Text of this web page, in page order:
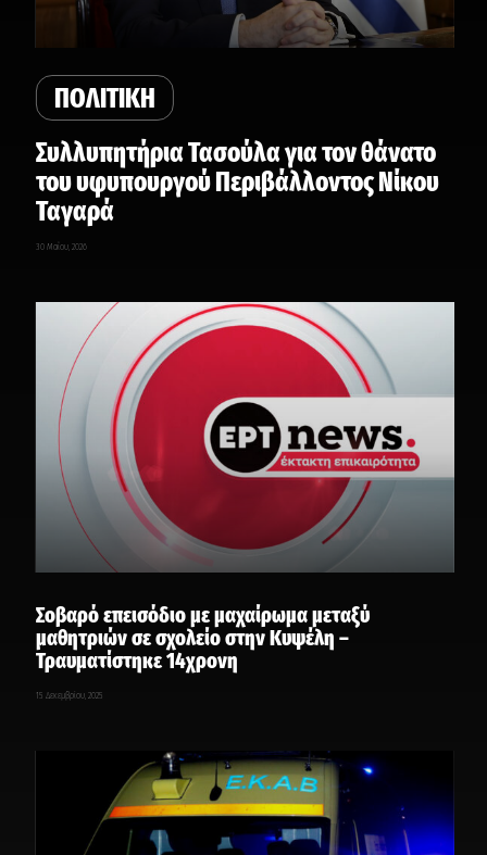
ΠΟΛΙΤΙΚΗ
Συλλυπητήρια Τασούλα για τον θάνατο
του υφυπουργού Περιβάλλοντος Νίκου
Ταγαρά
30 Μαΐου, 2026
Σοβαρό επεισόδιο με μαχαίρωμα μεταξύ
μαθητριών σε σχολείο στην Κυψέλη –
Τραυματίστηκε 14χρονη
15 Δεκεμβρίου, 2025